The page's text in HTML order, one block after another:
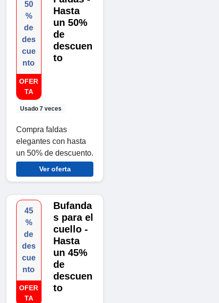
50
%
de
des
cue
nto
OFER
TA
Usado 7 veces
Hasta
un 50%
de
descuen
to
Compra faldas
elegantes con hasta
un 50% de descuento.
Ver oferta
45
%
de
des
cue
nto
OFER
TA
Bufanda
s para el
cuello -
Hasta
un 45%
de
descuen
to